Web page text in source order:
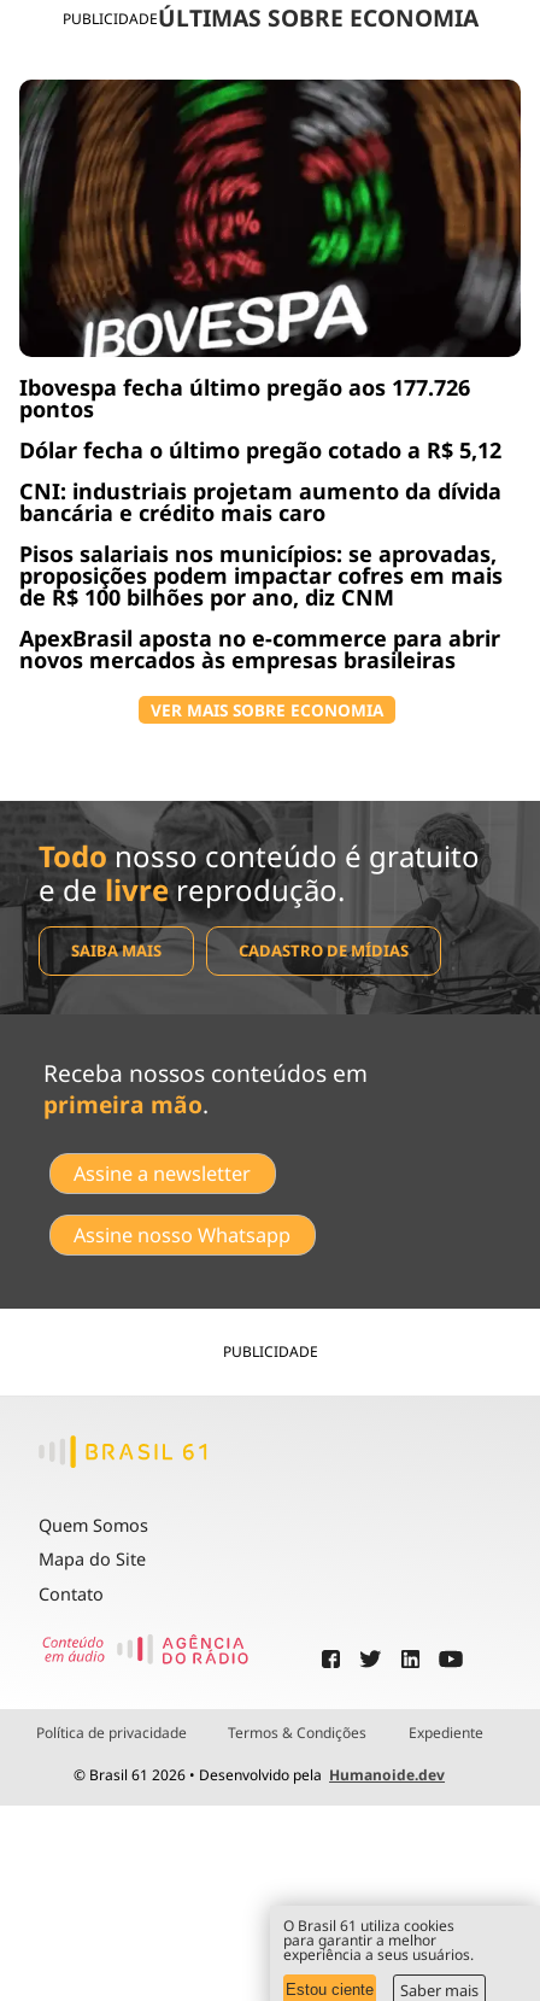
PUBLICIDADEÚLTIMAS SOBRE ECONOMIA
Ibovespa fecha último pregão aos 177.726
pontos
Dólar fecha o último pregão cotado a R$ 5,12
CNI: industriais projetam aumento da dívida
bancária e crédito mais caro
Pisos salariais nos municípios: se aprovadas,
proposições podem impactar cofres em mais
de R$ 100 bilhões por ano, diz CNM
ApexBrasil aposta no e-commerce para abrir
novos mercados às empresas brasileiras
VER MAIS SOBRE ECONOMIA
Todo nosso conteúdo é gratuito
e de livrereprodução.
SAIBA MAIS CADASTRO DE MÍDIAS
Receba nossos conteúdos em
primeira mão.
Assine a newsletter
Assine nosso Whatsapp
PUBLICIDADE
Quem Somos
Mapa do Site
Contato
Política de privacidade Termos & Condições Expediente
© Brasil 61 2026 • Desenvolvido pela Humanoide.dev
O Brasil 61 utiliza cookies
para garantir a melhor
experiência a seus usuários.
Estou ciente Saber mais